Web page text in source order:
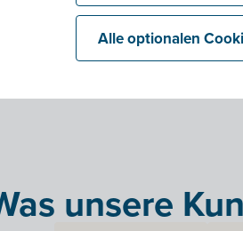
zur elektronischen
Mehr lesen
unsere
Alle optionalen